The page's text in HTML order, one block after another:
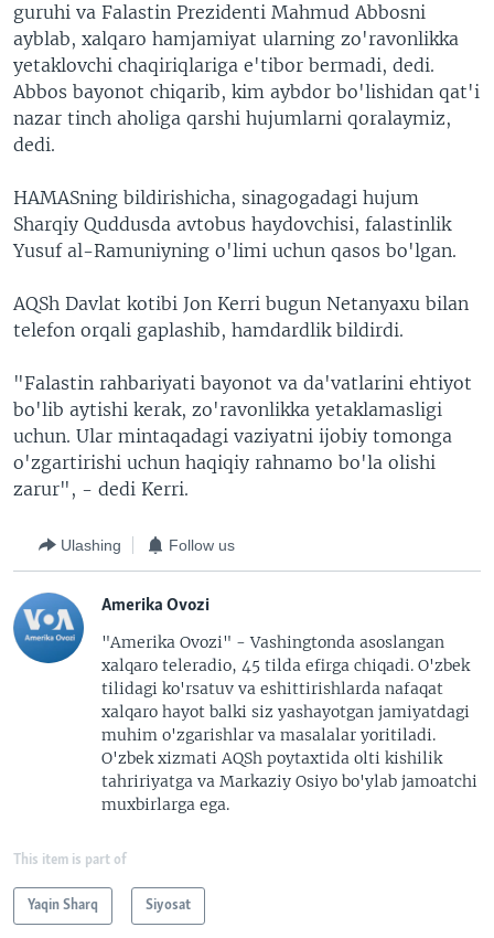
guruhi va Falastin Prezidenti Mahmud Abbosni
ayblab, xalqaro hamjamiyat ularning zo'ravonlikka
yetaklovchi chaqiriqlariga e'tibor bermadi, dedi.
Abbos bayonot chiqarib, kim aybdor bo'lishidan qat'i
nazar tinch aholiga qarshi hujumlarni qoralaymiz,
dedi.
HAMASning bildirishicha, sinagogadagi hujum
Sharqiy Quddusda avtobus haydovchisi, falastinlik
Yusuf al-Ramuniyning o'limi uchun qasos bo'lgan.
AQSh Davlat kotibi Jon Kerri bugun Netanyaxu bilan
telefon orqali gaplashib, hamdardlik bildirdi.
"Falastin rahbariyati bayonot va da'vatlarini ehtiyot
bo'lib aytishi kerak, zo'ravonlikka yetaklamasligi
uchun. Ular mintaqadagi vaziyatni ijobiy tomonga
o'zgartirishi uchun haqiqiy rahnamo bo'la olishi
zarur", - dedi Kerri.
Ulashing Follow us
Amerika Ovozi
"Amerika Ovozi" - Vashingtonda asoslangan
xalqaro teleradio, 45 tilda efirga chiqadi. O'zbek
tilidagi ko'rsatuv va eshittirishlarda nafaqat
xalqaro hayot balki siz yashayotgan jamiyatdagi
muhim o'zgarishlar va masalalar yoritiladi.
O'zbek xizmati AQSh poytaxtida olti kishilik
tahririyatga va Markaziy Osiyo bo'ylab jamoatchi
muxbirlarga ega.
This item is part of
Yaqin Sharq Siyosat